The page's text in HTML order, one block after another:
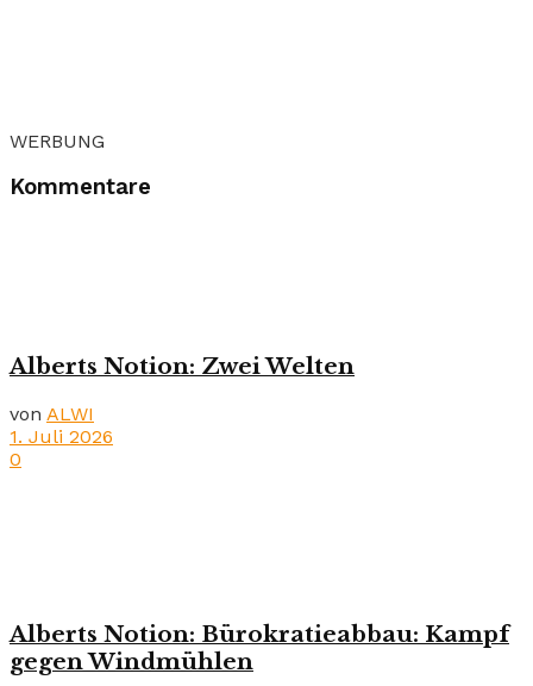
WERBUNG
Kommentare
Alberts Notion: Zwei Welten
von ALWI
1. Juli 2026
0
Alberts Notion: Bürokratieabbau: Kampf
gegen Windmühlen